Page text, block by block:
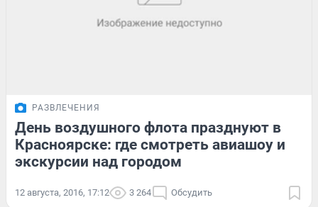
РАЗВЛЕЧЕНИЯ
День воздушного флота празднуют в
Красноярске: где смотреть авиашоу и
экскурсии над городом
12 августа, 2016, 17:12 3 264 Обсудить